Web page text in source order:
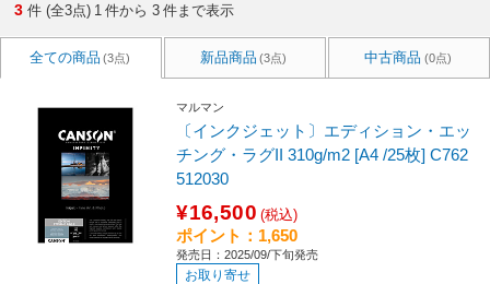
3 件 (全3点) 1 件から 3 件まで表示
全ての商品 (3点) 新品商品 (3点) 中古商品 (0点)
マルマン
〔インクジェット〕エディション・エッ
チング・ラグII 310g/m2 [A4 /25枚] C762
512030
¥16,500 (税込)
ポイント：1,650
発売日：2025/09/下旬発売
お取り寄せ